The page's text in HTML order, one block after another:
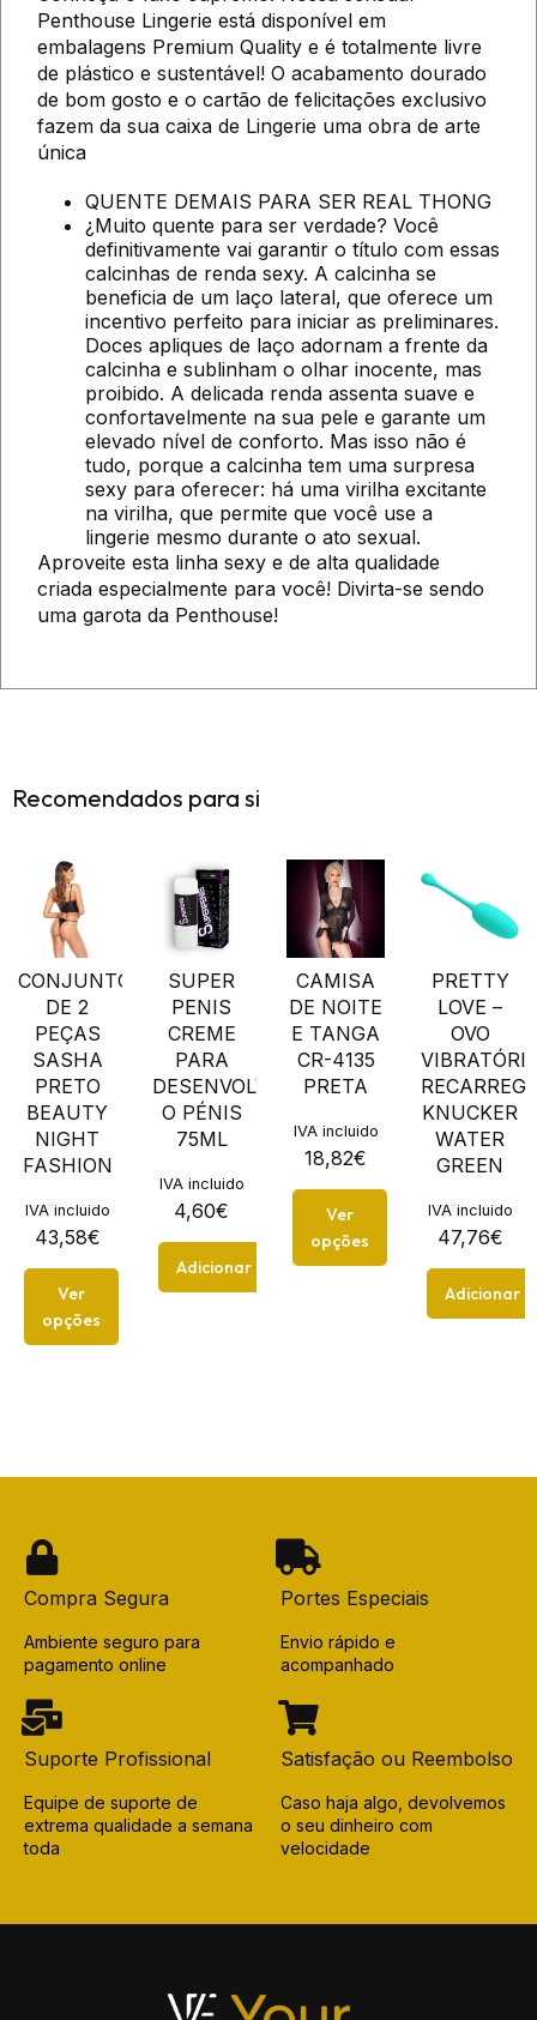
Penthouse Lingerie está disponível em
embalagens Premium Quality e é totalmente livre
de plástico e sustentável! O acabamento dourado
de bom gosto e o cartão de felicitações exclusivo
fazem da sua caixa de Lingerie uma obra de arte
única
QUENTE DEMAIS PARA SER REAL THONG
¿Muito quente para ser verdade? Você
definitivamente vai garantir o título com essas
calcinhas de renda sexy. A calcinha se
beneficia de um laço lateral, que oferece um
incentivo perfeito para iniciar as preliminares.
Doces apliques de laço adornam a frente da
calcinha e sublinham o olhar inocente, mas
proibido. A delicada renda assenta suave e
confortavelmente na sua pele e garante um
elevado nível de conforto. Mas isso não é
tudo, porque a calcinha tem uma surpresa
sexy para oferecer: há uma virilha excitante
na virilha, que permite que você use a
lingerie mesmo durante o ato sexual.
Aproveite esta linha sexy e de alta qualidade
criada especialmente para você! Divirta-se sendo
uma garota da Penthouse!
Recomendados para si
CONJUNTO
DE 2
PEÇAS
SASHA
PRETO
BEAUTY
NIGHT
FASHION
43,58€
IVA incluido
Ver
opções
SUPER
PENIS
CREME
PARA
DESENVOLVER
O PÉNIS
75ML
4,60€
IVA incluido
Adicionar
CAMISA
DE NOITE
E TANGA
CR-4135
PRETA
18,82€
IVA incluido
Ver
opções
PRETTY
LOVE –
OVO
KNUCKER
WATER
GREEN
47,76€
IVA incluido
Adicionar
Compra Segura
Ambiente seguro para
pagamento online
Portes Especiais
Envio rápido e
acompanhado
Suporte Profissional
Equipe de suporte de
extrema qualidade a semana
toda
Satisfação ou Reembolso
Caso haja algo, devolvemos
o seu dinheiro com
velocidade